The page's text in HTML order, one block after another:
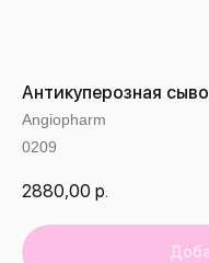
Антикуперозная
Angiopharm
0209
2880,00 р.